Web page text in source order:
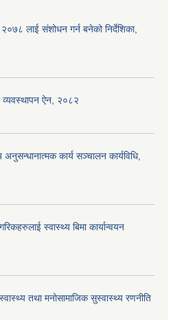
लाई संशोधन गर्न बनेको निर्देशिका,
व्यवस्थापन ऐन, २०८२
अनुसन्धानात्मक कार्य सञ्चालन कार्यविधि,
स्वास्थ्य बिमा कार्यान्वयन
तथा मनोसामाजिक सुस्वास्थ्य रणनीति